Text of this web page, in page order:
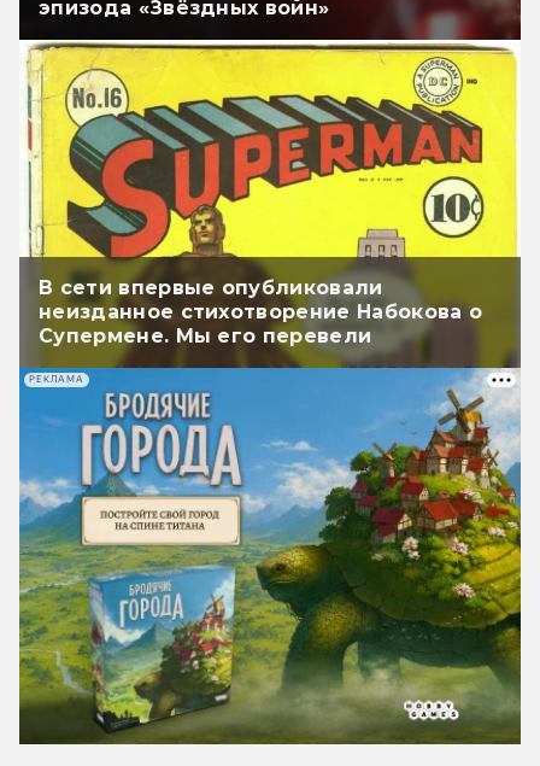
эпизода «Звёздных войн»
В сети впервые опубликовали
неизданное стихотворение Набокова о
Супермене. Мы его перевели
РЕКЛАМА